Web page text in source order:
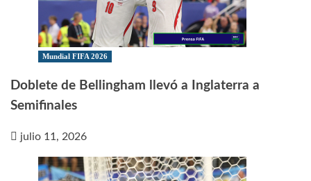
Mundial FIFA 2026
Doblete de Bellingham llevó a Inglaterra a
Semifinales
julio 11, 2026